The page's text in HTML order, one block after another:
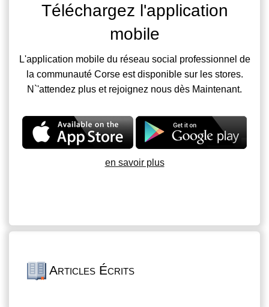
Téléchargez l'application
mobile
L'application mobile du réseau social professionnel de
la communauté Corse est disponible sur les stores.
N`'attendez plus et rejoignez nous dès Maintenant.
en savoir plus
Articles Écrits